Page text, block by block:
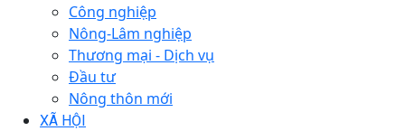
Công nghiệp
Nông-Lâm nghiệp
Thương mại - Dịch vụ
Đầu tư
Nông thôn mới
XÃ HỘI